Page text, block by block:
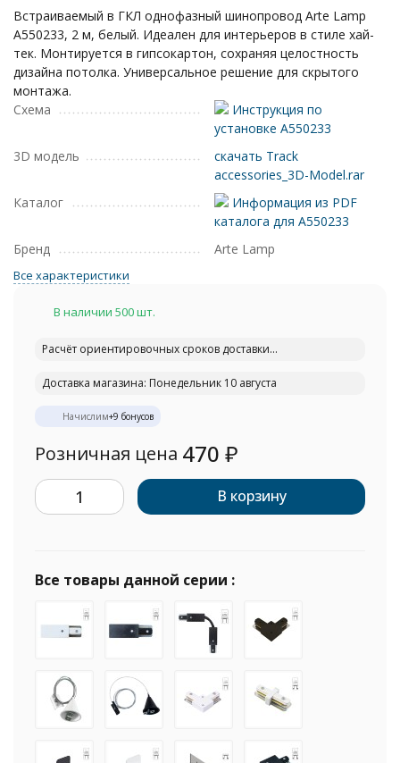
Встраиваемый в ГКЛ однофазный шинопровод Arte Lamp
A550233, 2 м, белый. Идеален для интерьеров в стиле хай-
тек. Монтируется в гипсокартон, сохраняя целостность
дизайна потолка. Универсальное решение для скрытого
монтажа.
Схема
Инструкция по
установке A550233
3D модель
скачать Track
accessories_3D-Model.rar
Каталог
Информация из PDF
каталога для A550233
Бренд
Arte Lamp
Все характеристики
В наличии 500 шт.
Расчёт ориентировочных сроков доставки...
Доставка магазина: Понедельник 10 августа
Начислим+9 бонусов
Розничная цена 470 ₽
В корзину
Все товары данной серии :